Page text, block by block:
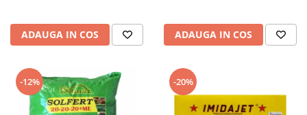
ADAUGA IN COS ADAUGA IN COS
-12% -20%